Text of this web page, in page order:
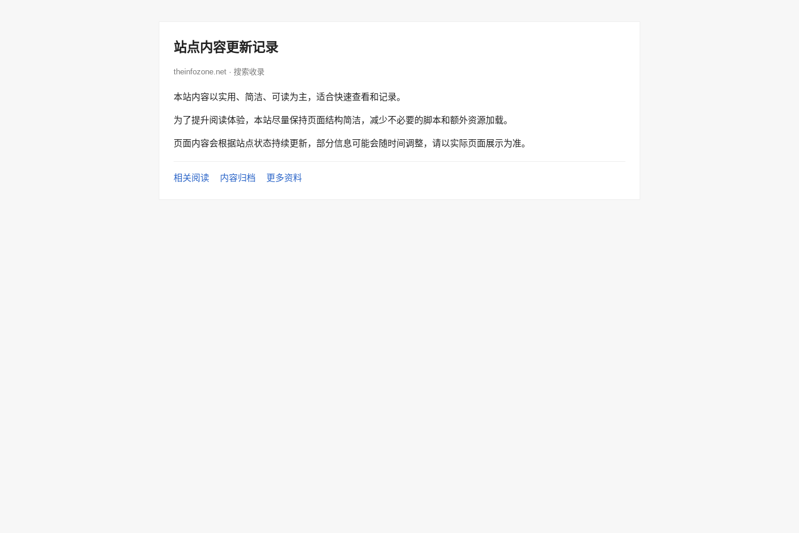
站点内容更新记录
theinfozone.net · 搜索收录
本站内容以实用、简洁、可读为主，适合快速查看和记录。
为了提升阅读体验，本站尽量保持页面结构简洁，减少不必要的脚本和额外资源加载。
页面内容会根据站点状态持续更新，部分信息可能会随时间调整，请以实际页面展示为准。
相关阅读 内容归档 更多资料